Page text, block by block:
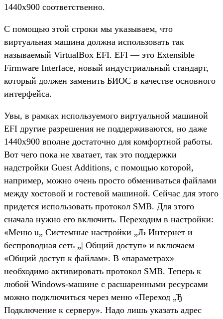
1440x900 соответственно.
С помощью этой строки мы указываем, что
виртуальная машина должна использовать так
называемый VirtualBox EFI. EFI — это Extensible
Firmware Interface, новый индустриальный стандарт,
который должен заменить БИОС в качестве основного
интерфейса.
Увы, в рамках используемого виртуальной машиной
EFI другие разрешения не поддерживаются, но даже
1440x900 вполне достаточно для комфортной работы.
Вот чего пока не хватает, так это поддержки
надстройки Guest Additions, с помощью которой,
например, можно очень просто обмениваться файлами
между хостовой и гостевой машиной. Сейчас для этого
придется использовать протокол SMB. Для этого
сначала нужно его включить. Переходим в настройки:
«Меню u„ Системные настройки „Љ Интернет и
беспроводная сеть „| Общий доступ» и включаем
«Общий доступ к файлам». В «параметрах»
необходимо активировать протокол SMB. Теперь к
любой Windows-машине с расшаренными ресурсами
можно подключиться через меню «Переход „Ђ
Подключение к серверу». Надо лишь указать адрес